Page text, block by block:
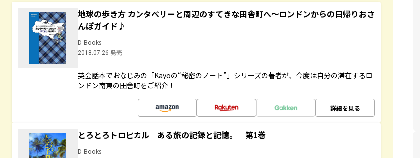
地球の歩き方 カンタベリーと周辺のすてきな田舎町へ～ロンドンからの日帰りおさ
んぽガイド♪
D-Books
2018.07.26 発売
英会話本でおなじみの「Kayoの“秘密のノート”」シリーズの著者が、今度は自分の滞在するロ
ンドン南東の田舎町をご紹介！
詳細を見る
とろとろトロピカル ある旅の記録と記憶。 第1巻
D-Books